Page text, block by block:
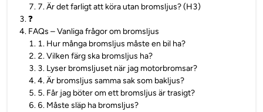
7. 7. Är det farligt att köra utan bromsljus? (H3)
3.❓
4. FAQs – Vanliga frågor om bromsljus
1. 1. Hur många bromsljus måste en bil ha?
2. 2. Vilken färg ska bromsljus ha?
3. 3. Lyser bromsljuset när jag motorbromsar?
4.4. Är bromsljus samma sak som bakljus?
5. 5. Får jag böter om ett bromsljus är trasigt?
6. 6. Måste släp ha bromsljus?